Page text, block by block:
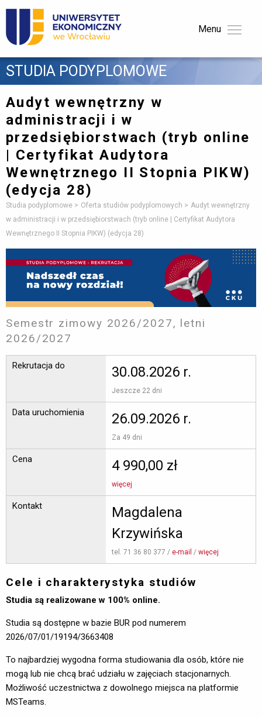
Menu
STUDIA PODYPLOMOWE
Audyt wewnętrzny w
administracji i w
przedsiębiorstwach (tryb online
| Certyfikat Audytora
Wewnętrznego II Stopnia PIKW)
(edycja 28)
Studia podyplomowe Oferta studiów podyplomowych
Audyt wewnętrzny
w administracji i w przedsiębiorstwach (tryb online | Certyfikat Audytora
Wewnętrznego II Stopnia PIKW) (edycja 28)
Semestr zimowy 2026/2027, letni
2026/2027
Rekrutacja do 30.08.2026 r.
Jeszcze 22 dni
Data uruchomienia 26.09.2026 r.
Za 49 dni
Cena 4 990,00 zł
więcej
Kontakt
Magdalena
Krzywińska
tel. 71 36 80 377 / e-mail / więcej
Cele i charakterystyka studiów
Studia są realizowane w 100% online.
Studia są dostępne w bazie BUR pod numerem
2026/07/01/19194/3663408
To najbardziej wygodna forma studiowania dla osób, które nie
mogą lub nie chcą brać udziału w zajęciach stacjonarnych.
Możliwość uczestnictwa z dowolnego miejsca na platformie
MSTeams.